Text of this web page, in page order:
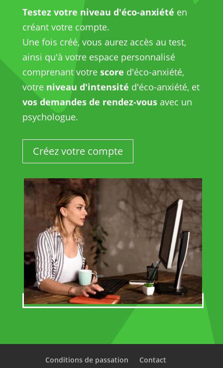
Testez votre niveau d'éco-anxiété en
créant votre compte.
Une fois créé, vous aurez accès au test,
ainsi qu'à votre espace personnalisé
comprenant votre score d'éco-anxiété,
votre niveau d'intensité d'éco-anxiété, et
vos demandes de rendez-vousavec un
psychologue.
Créez votre compte
Conditions de passation Contact